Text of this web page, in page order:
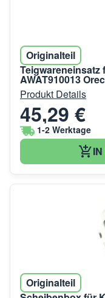
Originalteil
AWAT910013
Produkt Details
45,29 €
1-2 Werktage
Originalteil